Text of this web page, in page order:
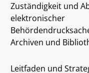
Zuständigkeit und
elektronischer
Archiven und
Leitfaden und